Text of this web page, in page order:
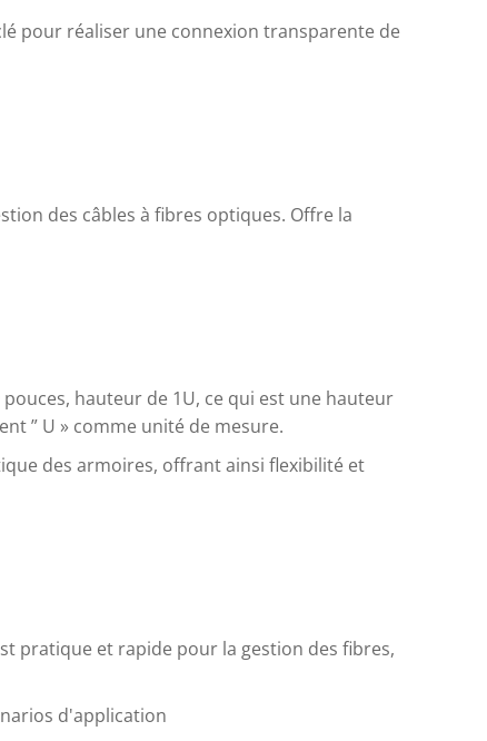
pour réaliser une connexion transparente de
des câbles à fibres optiques. Offre la
hauteur de 1U, ce qui est une hauteur
” U » comme unité de mesure.
des armoires, offrant ainsi flexibilité et
pratique et rapide pour la gestion des fibres,
d'application